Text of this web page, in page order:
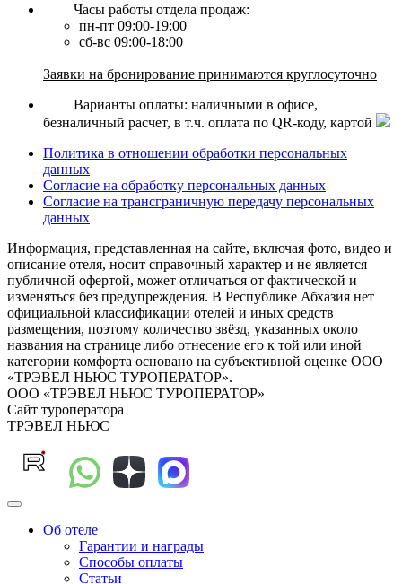
Часы работы отдела продаж:
пн-пт 09:00-19:00
сб-вс 09:00-18:00
Заявки на бронирование принимаются круглосуточно
Варианты оплаты: наличными в офисе,
безналичный расчет, в т.ч. оплата по QR-коду, картой
Политика в отношении обработки персональных
данных
Согласие на обработку персональных данных
Согласие на трансграничную передачу персональных
данных
Информация, представленная на сайте, включая фото, видео и
описание отеля, носит справочный характер и не является
публичной офертой, может отличаться от фактической и
изменяться без предупреждения. В Республике Абхазия нет
официальной классификации отелей и иных средств
размещения, поэтому количество звёзд, указанных около
названия на странице либо отнесение его к той или иной
категории комфорта основано на субъективной оценке ООО
«ТРЭВЕЛ НЬЮС ТУРОПЕРАТОР».
ООО «ТРЭВЕЛ НЬЮС ТУРОПЕРАТОР»
Сайт туроператора
ТРЭВЕЛ НЬЮС
Об отеле
Гарантии и награды
Способы оплаты
Статьи